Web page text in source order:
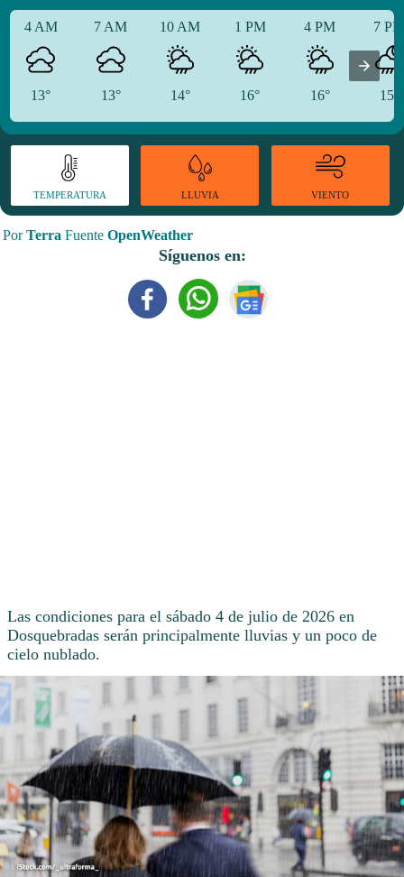
4 AM
13°
7 AM
13°
10 AM
14°
1 PM
16°
4 PM
16°
7
15°
TEMPERATURA LLUVIA VIENTO
PorTerra Fuente OpenWeather
Síguenos en:
Las condiciones para el sábado 4 de julio de 2026 en
Dosquebradas serán principalmente lluvias y un poco de
cielo nublado.